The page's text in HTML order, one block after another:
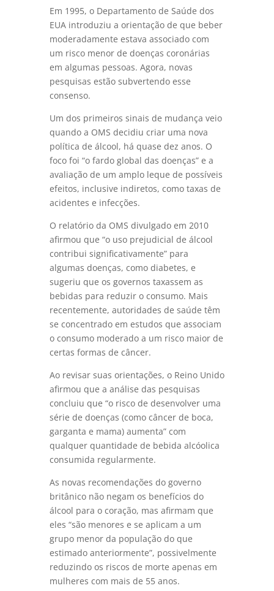
Em 1995, o Departamento de Saúde dos
EUA introduziu a orientação de que beber
moderadamente estava associado com
um risco menor de doenças coronárias
em algumas pessoas. Agora, novas
pesquisas estão subvertendo esse
consenso.
Um dos primeiros sinais de mudança veio
quando a OMS decidiu criar uma nova
política de álcool, há quase dez anos. O
foco foi “o fardo global das doenças” e a
avaliação de um amplo leque de possíveis
efeitos, inclusive indiretos, como taxas de
acidentes e infecções.
O relatório da OMS divulgado em 2010
afirmou que “o uso prejudicial de álcool
contribui significativamente” para
algumas doenças, como diabetes, e
sugeriu que os governos taxassem as
bebidas para reduzir o consumo. Mais
recentemente, autoridades de saúde têm
se concentrado em estudos que associam
o consumo moderado a um risco maior de
certas formas de câncer.
Ao revisar suas orientações, o Reino Unido
afirmou que a análise das pesquisas
concluiu que “o risco de desenvolver uma
série de doenças (como câncer de boca,
garganta e mama) aumenta” com
qualquer quantidade de bebida alcóolica
consumida regularmente.
As novas recomendações do governo
britânico não negam os benefícios do
álcool para o coração, mas afirmam que
eles “são menores e se aplicam a um
grupo menor da população do que
estimado anteriormente”, possivelmente
reduzindo os riscos de morte apenas em
mulheres com mais de 55 anos.